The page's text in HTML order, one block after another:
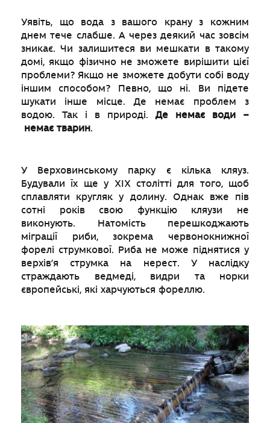
Уявіть, що вода з вашого крану з кожним
днем тече слабше. А через деякий час зовсім
зникає. Чи залишитеся ви мешкати в такому
домі, якщо фізично не зможете вирішити цієї
проблеми? Якщо не зможете добути собі воду
іншим способом? Певно, що ні. Ви підете
шукати інше місце. Де немає проблем з
водою. Так і в природі.Де немає води –
немає тварин.
У Верховинському парку є кілька кляуз.
Будували їх ще у XIX столітті для того, щоб
сплавляти кругляк у долину. Однак вже пів
сотні років свою функцію кляузи не
виконують. Натомість перешкоджають
міграції риби, зокрема червонокнижної
форелі струмкової. Риба не може піднятися у
верхів’я струмка на нерест. У наслідку
страждають ведмеді, видри та норки
європейські, які харчуються фореллю.